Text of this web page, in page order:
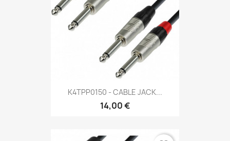
K4TPP0150 - CABLE JACK...
14,00 €